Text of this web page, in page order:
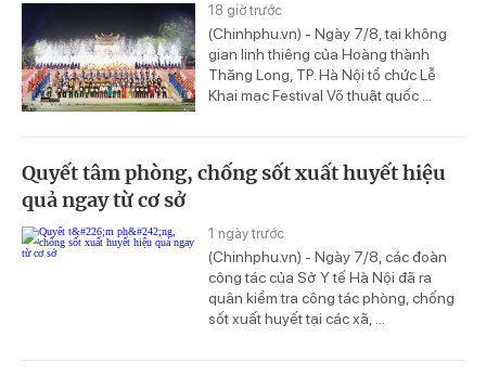
18 giờ trước
(Chinhphu.vn) - Ngày 7/8, tại không
gian linh thiêng của Hoàng thành
Thăng Long, TP. Hà Nội tổ chức Lễ
Khai mạc Festival Võ thuật quốc ...
Quyết tâm phòng, chống sốt xuất huyết hiệu
quả ngay từ cơ sở
1 ngày trước
(Chinhphu.vn) - Ngày 7/8, các đoàn
công tác của Sở Y tế Hà Nội đã ra
quân kiểm tra công tác phòng, chống
sốt xuất huyết tại các xã, ...